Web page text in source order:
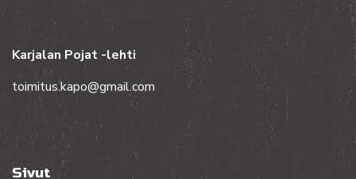
Karjalan Pojat -lehti
toimitus.kapo@gmail.com
Sivut